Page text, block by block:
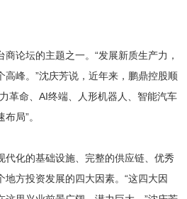
论坛的主题之一。“发展新质生产力，
高峰。”沈庆芳说，近年来，鹏鼎控股顺
革命、AI终端、人形机器人、智能汽车
局”。
化的基础设施、完整的供应链、优秀
地方投资发展的四大因素。“这四大因